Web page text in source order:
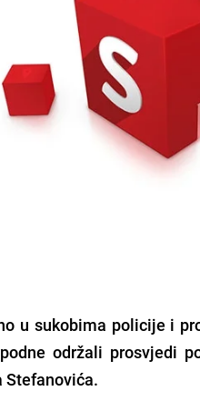
u sukobima policije i
održali prosvjedi
Stefanovića.